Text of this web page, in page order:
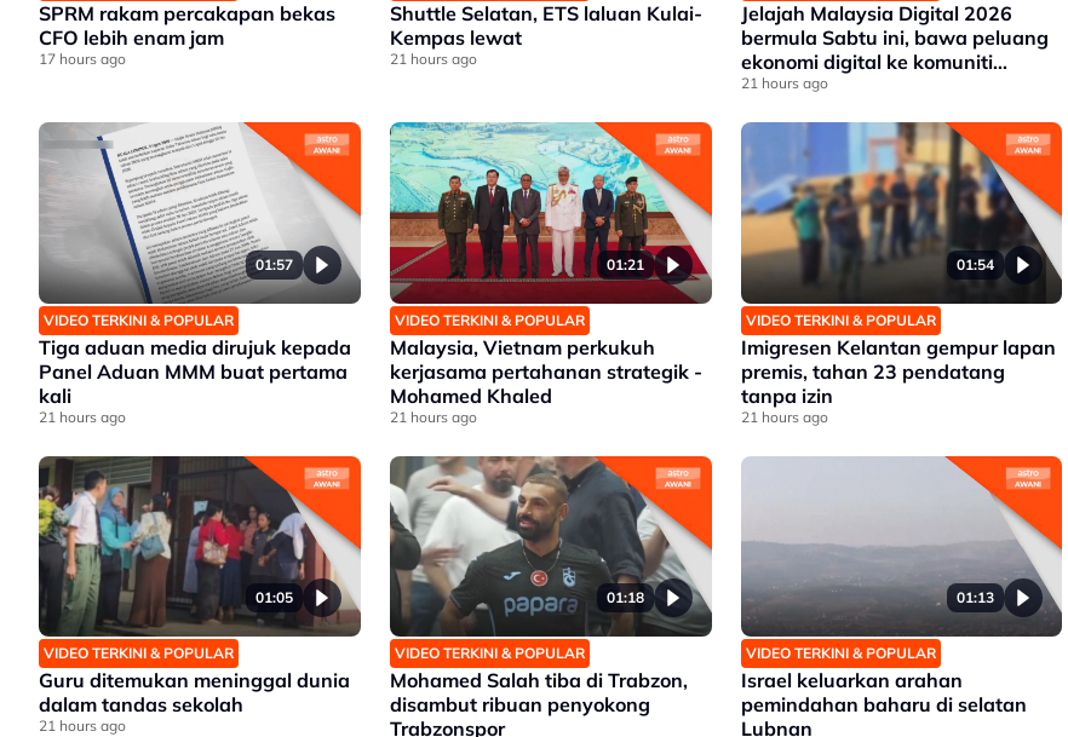
SPRM rakam percakapan bekas
CFO lebih enam jam
17 hours ago
Shuttle Selatan, ETS laluan Kulai-
Kempas lewat
21 hours ago
Jelajah Malaysia Digital 2026
bermula Sabtu ini, bawa peluang
ekonomi digital ke komuniti
setempat
21 hours ago
01:57
VIDEO TERKINI & POPULAR
Tiga aduan media dirujuk kepada
Panel Aduan MMM buat pertama
kali
21 hours ago
01:21
VIDEO TERKINI & POPULAR
Malaysia, Vietnam perkukuh
kerjasama pertahanan strategik -
Mohamed Khaled
21 hours ago
01:54
VIDEO TERKINI & POPULAR
Imigresen Kelantan gempur lapan
premis, tahan 23 pendatang
tanpa izin
21 hours ago
01:05
VIDEO TERKINI & POPULAR
Guru ditemukan meninggal dunia
dalam tandas sekolah
21 hours ago
01:18
VIDEO TERKINI & POPULAR
Mohamed Salah tiba di Trabzon,
disambut ribuan penyokong
Trabzonspor
01:13
VIDEO TERKINI & POPULAR
Israel keluarkan arahan
pemindahan baharu di selatan
Lubnan